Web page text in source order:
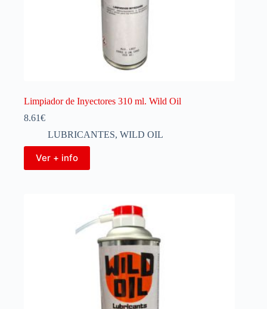
Limpiador de Inyectores 310 ml. Wild Oil
8.61€
LUBRICANTES, WILD OIL
Ver + info